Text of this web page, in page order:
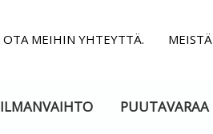
OTA MEIHIN YHTEYTTÄ. MEISTÄ
ILMANVAIHTO PUUTAVARAA